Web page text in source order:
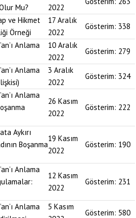
Mu?
2022
ve Hikmet
Örneği
17 Aralık
2022
Gösterim: 338
Anlama
10 Aralık
2022
Gösterim: 279
Anlama
3 Aralık
2022
Gösterim: 324
Anlama
26 Kasım
2022
Gösterim: 222
Aykırı
Boşanma
19 Kasım
2022
Gösterim: 190
Anlama
12 Kasım
2022
Gösterim: 231
Anlama
5 Kasım
Gösterim: 580